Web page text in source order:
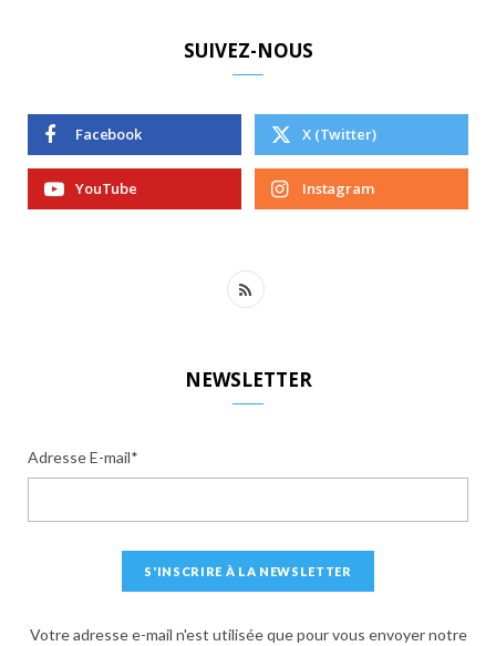
SUIVEZ-NOUS
Facebook X (Twitter)
YouTube Instagram
R
NEWSLETTER
Adresse E-mail*
Votre adresse e-mail n'est utilisée que pour vous envoyer notre